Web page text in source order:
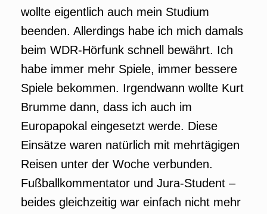
wollte eigentlich auch mein Studium
beenden. Allerdings habe ich mich damals
beim WDR-Hörfunk schnell bewährt. Ich
habe immer mehr Spiele, immer bessere
Spiele bekommen. Irgendwann wollte Kurt
Brumme dann, dass ich auch im
Europapokal eingesetzt werde. Diese
Einsätze waren natürlich mit mehrtägigen
Reisen unter der Woche verbunden.
Fußballkommentator und Jura-Student –
beides gleichzeitig war einfach nicht mehr